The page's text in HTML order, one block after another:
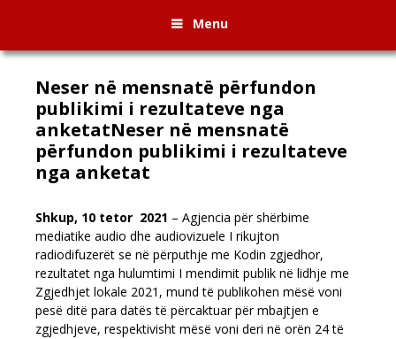
Menu
Neser në mensnatë përfundon
publikimi i rezultateve nga
anketatNeser në mensnatë
përfundon publikimi i rezultateve
nga anketat
Shkup, 10 tetor 2021 – Agjencia për shërbime
mediatike audio dhe audiovizuele I rikujton
radiodifuzerët se në përputhje me Kodin zgjedhor,
rezultatet nga hulumtimi I mendimit publik në lidhje me
Zgjedhjet lokale 2021, mund të publikohen mësë voni
pesë ditë para datës të përcaktuar për mbajtjen e
zgjedhjeve, respektivisht mësë voni deri në orën 24 të